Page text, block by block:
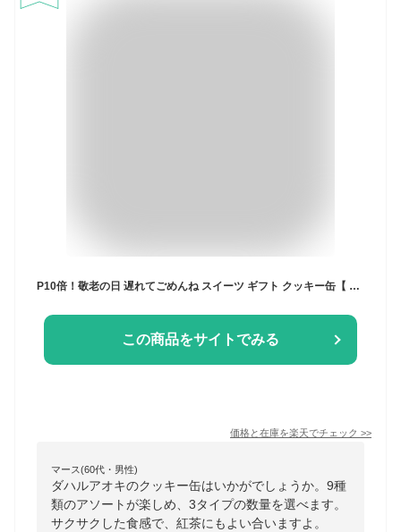
P10倍！敬老の日 遅れてごめんね スイーツ ギフト クッキー缶【 公式 サダハルアオキ 】 【 コフレ アソーティモン ドゥ ビスキュイ ドゥミ 】クッキー おしゃれ かわいい 焼菓子 洋菓子 パティスリー・サダハル・アオキ・パリ プレゼント 詰め合わせ 誕生日 ※要エントリー
この商品をサイトでみる
価格と在庫を楽天でチェック >>
マース(60代・男性)
ダハルアオキのクッキー缶はいかがでしょうか。9種
類のアソートが楽しめ、3タイプの数量を選べます。
サクサクした食感で、紅茶にもよい合いますよ。